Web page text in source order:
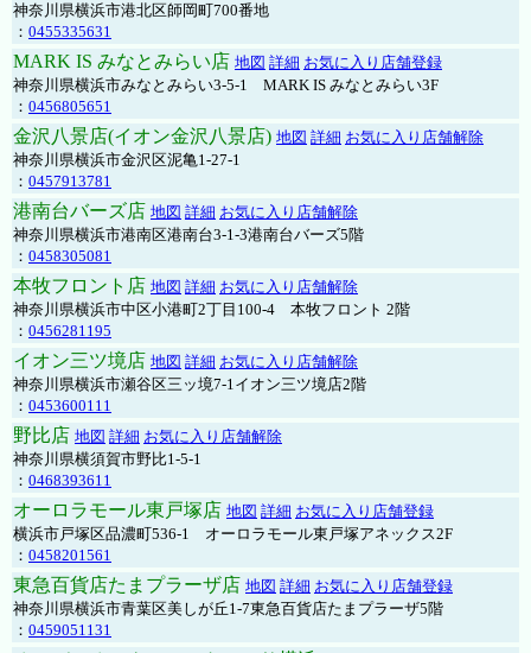
神奈川県横浜市港北区師岡町700番地
： 0455335631
MARK IS みなとみらい店 地図 詳細 お気に入り店舗登録
神奈川県横浜市みなとみらい3-5-1 MARK IS みなとみらい3F
： 0456805651
金沢八景店(イオン金沢八景店) 地図 詳細 お気に入り店舗解除
神奈川県横浜市金沢区泥亀1-27-1
： 0457913781
港南台バーズ店 地図 詳細 お気に入り店舗解除
神奈川県横浜市港南区港南台3-1-3港南台バーズ5階
： 0458305081
本牧フロント店 地図 詳細 お気に入り店舗解除
神奈川県横浜市中区小港町2丁目100-4 本牧フロント 2階
： 0456281195
イオン三ツ境店 地図 詳細 お気に入り店舗解除
神奈川県横浜市瀬谷区三ッ境7-1イオン三ツ境店2階
： 0453600111
野比店 地図 詳細 お気に入り店舗解除
神奈川県横須賀市野比1-5-1
： 0468393611
オーロラモール東戸塚店 地図 詳細 お気に入り店舗登録
横浜市戸塚区品濃町536-1 オーロラモール東戸塚アネックス2F
： 0458201561
東急百貨店たまプラーザ店 地図 詳細 お気に入り店舗登録
神奈川県横浜市青葉区美しが丘1-7東急百貨店たまプラーザ5階
： 0459051131